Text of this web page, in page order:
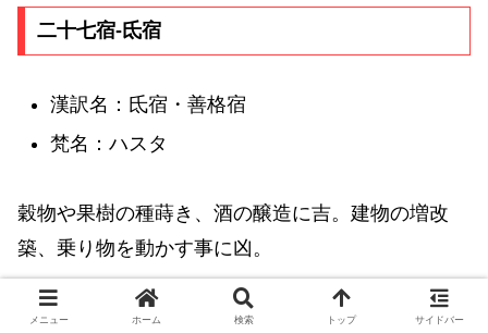
二十七宿-氐宿
漢訳名：氐宿・善格宿
梵名：ハスタ
穀物や果樹の種蒔き、酒の醸造に吉。建物の増改
築、乗り物を動かす事に凶。
1950年11月7日生れの六曜と十二直
メニュー ホーム 検索 トップ サイドバー